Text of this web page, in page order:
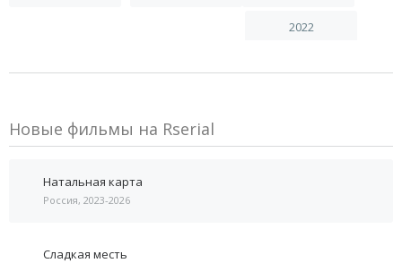
2022
Новые фильмы на Rserial
Натальная карта
Россия, 2023-2026
Сладкая месть